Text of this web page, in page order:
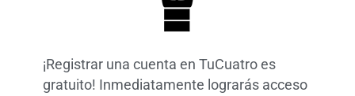
¡Registrar una cuenta en TuCuatro es
gratuito! Inmediatamente lograrás acceso